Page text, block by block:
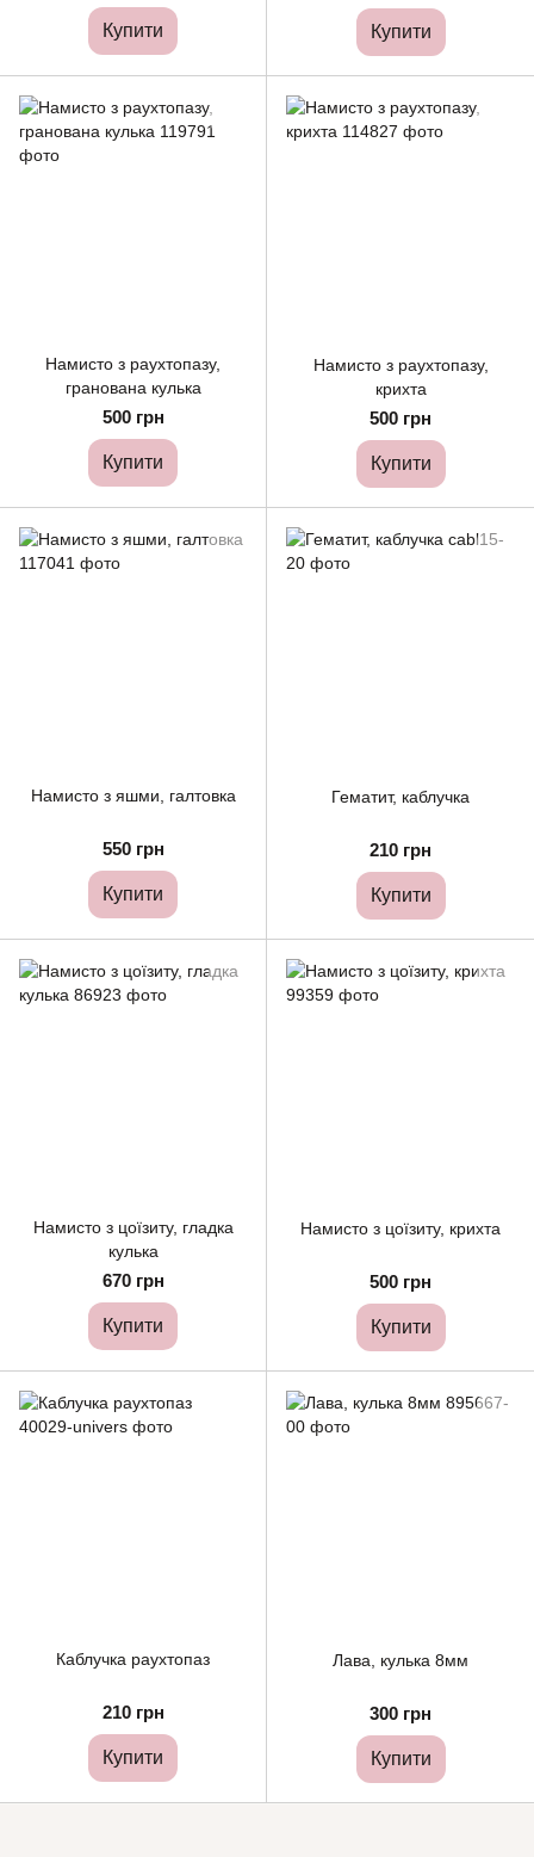
Купити Купити
Намисто з раухтопазу,
гранована кулька
500 грн
Купити
Намисто з раухтопазу,
крихта
500 грн
Купити
Намисто з яшми, галтовка
550 грн
Купити
Гематит, каблучка
210 грн
Купити
Намисто з цоїзиту, гладка
кулька
670 грн
Купити
Намисто з цоїзиту, крихта
500 грн
Купити
Каблучка раухтопаз
210 грн
Купити
Лава, кулька 8мм
300 грн
Купити